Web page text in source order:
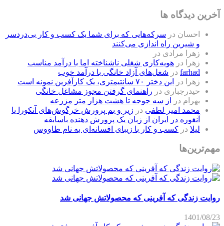
آخرین دیدگاه ها
احسان در سرکه‌هایی که برای شما یک کسب و کار بی‌دردسر
و شیرین راه اندازی می‌کنند
زهرا مرادی در
زهرا
در هویه‌کاری شغلی ناشناخته اما با درآمد مناسب
farhad در شغل‌های آزاد خانگی با درآمد خوب
زهرا
در
این دختر ۷۰ سانتیمتری، یک کارآفرین نمونه است
حیدرجباری در راهنمای گرفتن مجوز مشاغل خانگی
بهرام در
از سه جوجه تا هشت هزار متر مزرعه
محمد امیر لطفی در زیر و بم پرورش خرگوش‌های آنکورا یا
آنغوره در ایران از زبان یک پرورش دهنده باسابقه
لیلا در کسب و کار با زیبای افسانه‌ای به نام طاووس
مهم‌ترین‌ها
روایت زندگی که آفرینی که محصولاتش جهانی شد
1401/08/23